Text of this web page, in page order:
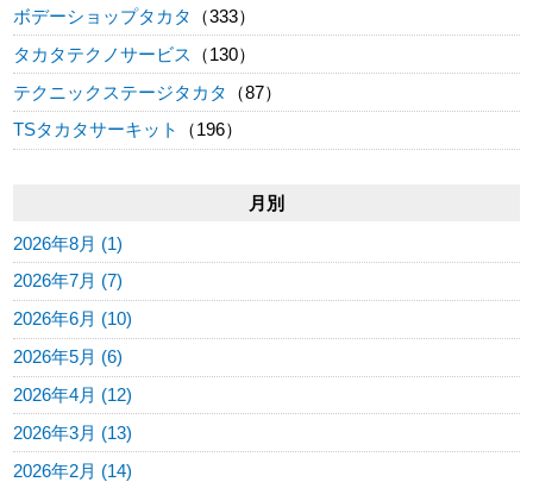
ボデーショップタカタ
（333）
タカタテクノサービス
（130）
テクニックステージタカタ
（87）
TSタカタサーキット
（196）
月別
2026年8月 (1)
2026年7月 (7)
2026年6月 (10)
2026年5月 (6)
2026年4月 (12)
2026年3月 (13)
2026年2月 (14)